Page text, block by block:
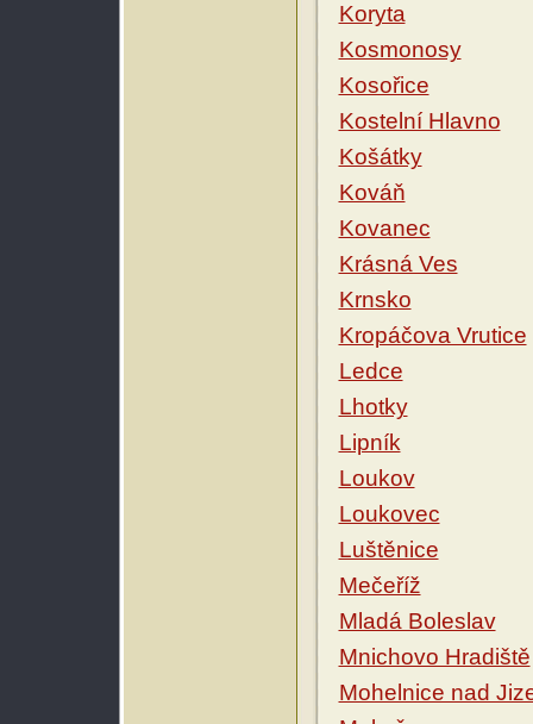
Koryta
Kosmonosy
Kosořice
Kostelní Hlavno
Košátky
Kováň
Kovanec
Krásná Ves
Krnsko
Kropáčova Vrutice
Ledce
Lhotky
Lipník
Loukov
Loukovec
Luštěnice
Mečeříž
Mladá Boleslav
Mnichovo Hradiště
Mohelnice nad